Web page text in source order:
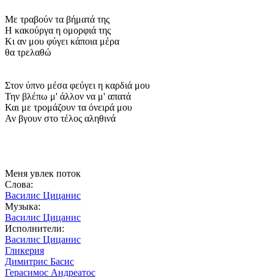
Με τραβούν τα βήματά της
Η κακούργα η ομορφιά της
Κι αν μου φύγει κάποια μέρα
θα τρελαθώ
Στον ύπνο μέσα φεύγει η καρδιά μου
Την βλέπω μ' άλλον να μ' απατά
Και με τρομάζουν τα όνειρά μου
Αν βγουν στο τέλος αληθινά
Меня увлек поток
Слова:
Василис Цицанис
Музыка:
Василис Цицанис
Исполнители:
Василис Цицанис
Гликерия
Димитрис Басис
Герасимос Андреатос